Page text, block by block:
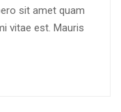
sit amet quam
vitae est. Mauris